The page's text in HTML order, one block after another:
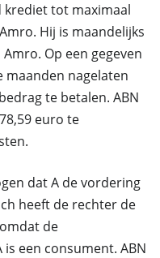
krediet tot maximaal
Hij is maandelijks
Op een gegeven
maanden nagelaten
te betalen. ABN
euro te
dat A de vordering
heeft de rechter de
de
een consument. ABN